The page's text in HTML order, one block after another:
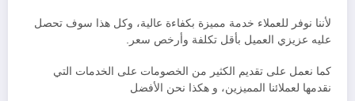
لأننا نوفر للعملاء خدمة مميزة بكفاءة عالية، وكل هذا سوف تحصل
عليه عزيزي العميل بأقل تكلفة وأرخص سعر.
كما نعمل على تقديم الكثير من الخصومات على الخدمات التي
نقدمها لعملائنا المميزين، و هكذا نحن الأفضل